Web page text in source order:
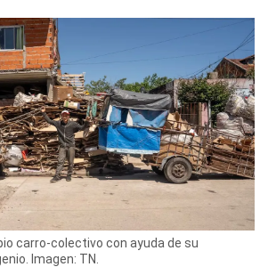
carro-colectivo con ayuda de su
Imagen: TN.